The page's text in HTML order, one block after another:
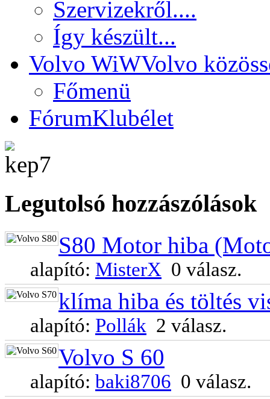
Szervizekről....
Így készült...
Volvo WiWVolvo
Főmenü
FórumKlubélet
Legutolsó hozzászólások
S80 Motor hiba
alapító: MisterX 0 válasz.
klíma hiba és töltés
alapító: Pollák 2 válasz.
Volvo S 60
alapító: baki8706 0 válasz.